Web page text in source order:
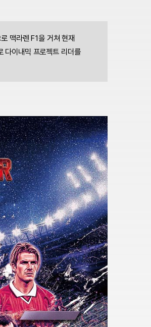
맥라렌 F1을 거쳐 현재
다이내믹 프로젝트 리더를